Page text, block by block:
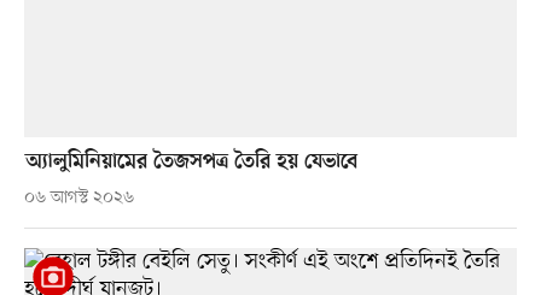
অ্যালুমিনিয়ামের তৈজসপত্র তৈরি হয় যেভাবে
০৬ আগস্ট ২০২৬